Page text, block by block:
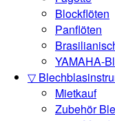
Blockflöten
Panflöten
YAMAHA-
▽
Mietkauf
Zubehör